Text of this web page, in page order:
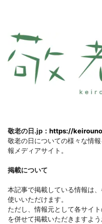
敬老の日.jp： https://
敬老の日についての様々な情
報メディアサイト。
掲載について
本記事で掲載している情報は
使いいただけます。
ただし、情報元として各サイ
を併せて掲載いただきますよ